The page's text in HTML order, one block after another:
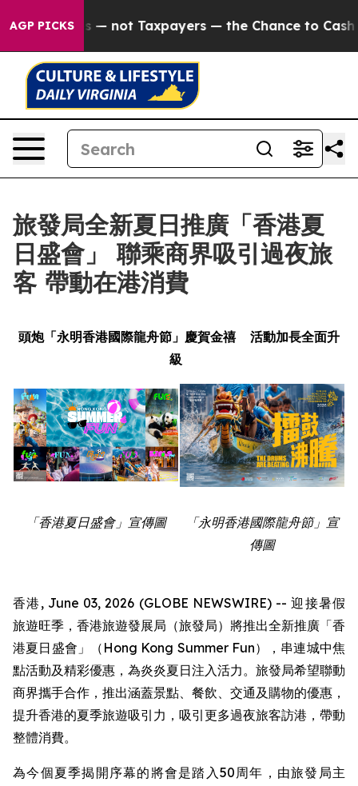
AGP PICKS
— not Taxpayers — the Chance to Cash in on
旅發局全新夏日推廣「香港夏
日盛會」 聯乘商界吸引過夜旅
客 帶動在港消費
頭炮「永明香港國際龍舟節」慶賀金禧
活動加長全面升
級
「香港夏日盛會」宣傳圖
「永明香港國際龍舟節」宣
傳圖
香港, June 03, 2026 (GLOBE NEWSWIRE) -- 迎接暑假
旅遊旺季，香港旅遊發展局（旅發局）將推出全新推廣「香
港夏日盛會」（Hong Kong Summer Fun），串連城中焦
點活動及精彩優惠，為炎炎夏日注入活力。旅發局希望聯動
商界攜手合作，推出涵蓋景點、餐飲、交通及購物的優惠，
提升香港的夏季旅遊吸引力，吸引更多過夜旅客訪港，帶動
整體消費。
為今個夏季揭開序幕的將會是踏入50周年，由旅發局主